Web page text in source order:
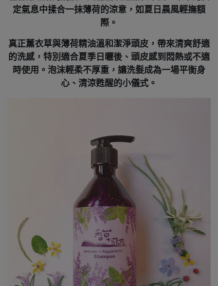
定氣息中揉合一抹薄荷的涼意，如夏日晨風輕撫額
際。
真正薰衣草與薄荷精油溫和潔淨頭皮，帶來清爽舒適
的洗感，特別適合夏季日曬後、頭皮感到悶熱或不適
時使用。泡沫輕柔不厚重，讓洗髮成為一場平衡身
心、清涼甦醒的小儀式。